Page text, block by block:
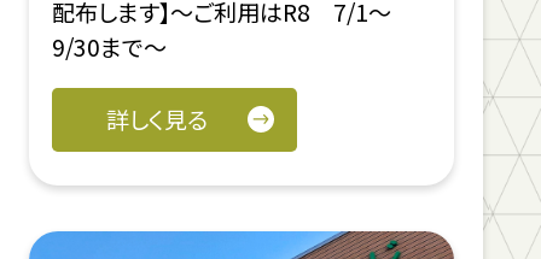
配布します】～ご利用はR8 7/1～
9/30まで～
詳しく見る